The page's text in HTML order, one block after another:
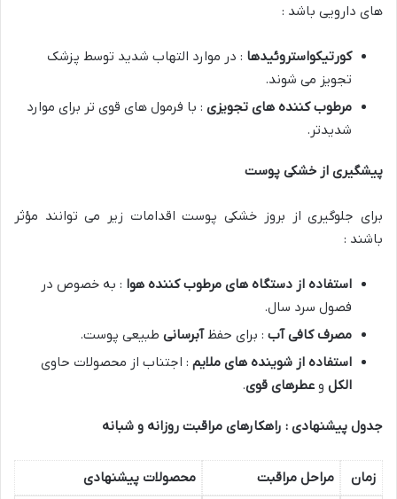
های دارویی باشد :
کورتیکواستروئیدها : در موارد التهاب شدید توسط پزشک
تجویز می شوند.
مرطوب کننده های تجویزی : با فرمول های قوی تر برای موارد
شدیدتر.
پیشگیری از خشکی پوست
برای جلوگیری از بروز خشکی پوست اقدامات زیر می توانند مؤثر
باشند :
استفاده از دستگاه های مرطوب کننده هوا : به خصوص در
فصول سرد سال.
مصرف کافی آب : برای حفظآبرسانی طبیعی پوست.
استفاده از شوینده های ملایم : اجتناب از محصولات حاوی
الکل و عطرهای قوی.
جدول پیشنهادی : راهکارهای مراقبت روزانه و شبانه
زمان مراحل مراقبت
محصولات پیشنهادی